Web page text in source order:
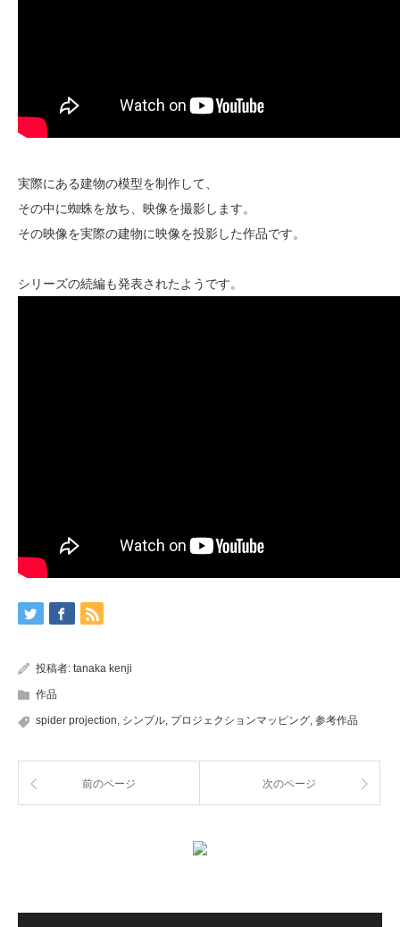
実際にある建物の模型を制作して、
その中に蜘蛛を放ち、映像を撮影します。
その映像を実際の建物に映像を投影した作品です。
シリーズの続編も発表されたようです。
投稿者: tanaka kenji
作品
spider projection, シンプル, プロジェクションマッピング, 参考作品
前のページ 次のページ